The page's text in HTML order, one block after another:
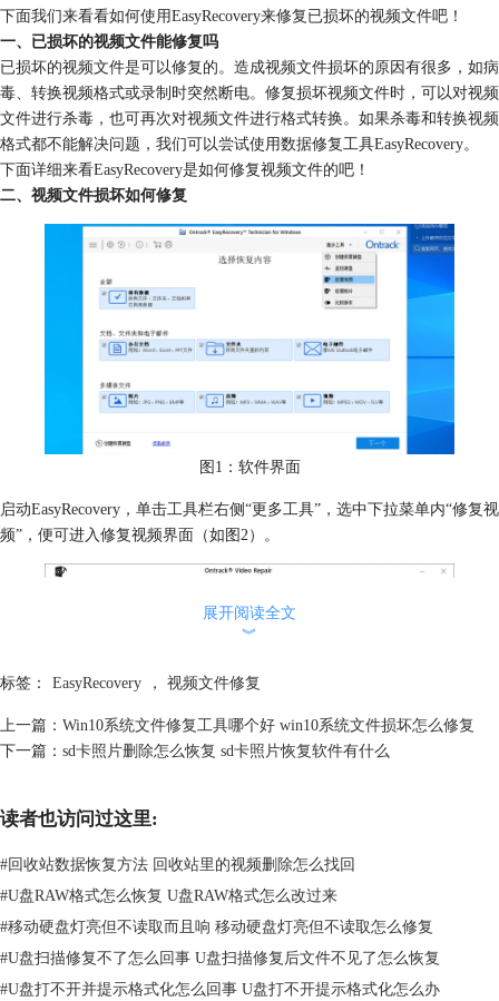
下面我们来看看如何使用EasyRecovery来修复已损坏的视频文件吧！
一、已损坏的视频文件能修复吗
已损坏的视频文件是可以修复的。造成视频文件损坏的原因有很多，如病
毒、转换视频格式或录制时突然断电。修复损坏视频文件时，可以对视频
文件进行杀毒，也可再次对视频文件进行格式转换。如果杀毒和转换视频
格式都不能解决问题，我们可以尝试使用数据修复工具EasyRecovery。
下面详细来看EasyRecovery是如何修复视频文件的吧！
二、视频文件损坏如何修复
图1：软件界面
启动EasyRecovery，单击工具栏右侧“更多工具”，选中下拉菜单内“修复视
频”，便可进入修复视频界面（如图2）。
图2：修复视频界面
EasyRecovery修复视频工具界面非常简单，仅有一个“添加文件”按钮，单
击该按钮，在弹窗内根据视频保存路径找到视频，然后选中添加（如图
3）。
展开阅读全文
︾
标签： EasyRecovery ， 视频文件修复
上一篇： Win10系统文件修复工具哪个好 win10系统文件损坏怎么修复
下一篇： sd卡照片删除怎么恢复 sd卡照片恢复软件有什么
读者也访问过这里:
#回收站数据恢复方法 回收站里的视频删除怎么找回
#U盘RAW格式怎么恢复 U盘RAW格式怎么改过来
#移动硬盘灯亮但不读取而且响 移动硬盘灯亮但不读取怎么修复
#U盘扫描修复不了怎么回事 U盘扫描修复后文件不见了怎么恢复
#U盘打不开并提示格式化怎么回事 U盘打不开提示格式化怎么办